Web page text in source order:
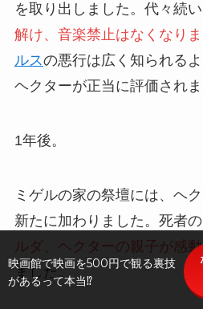
を取り出しました。代々続
解け、音楽禁止はなくなり
ルスの悪行は広く知られる
ヘクターが正当に評価されま
1年後。
ミゲルの家の祭壇には、ヘ
新たに加わりました。死者の
ルダ、ヘクターの親子が感
ました。
映画館で映画を500円で観る裏技
があるって本当⁉